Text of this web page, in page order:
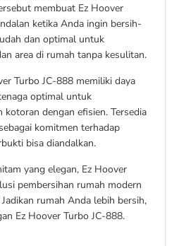
membuat Ez Hoover
ketika Anda ingin bersih-
dan optimal untuk
area di rumah tanpa kesulitan.
Turbo JC-888 memiliki daya
optimal untuk
kotoran dengan efisien. Tersedia
komitmen terhadap
bisa diandalkan.
yang elegan, Ez Hoover
pembersihan rumah modern
rumah Anda lebih bersih,
Ez Hoover Turbo JC-888.